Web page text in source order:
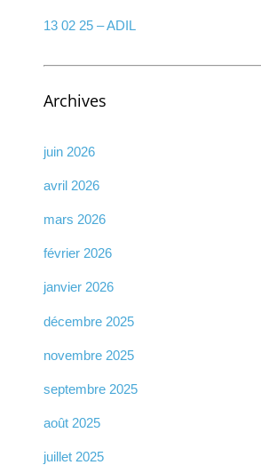
13 02 25 – ADIL
Archives
juin 2026
avril 2026
mars 2026
février 2026
janvier 2026
décembre 2025
novembre 2025
septembre 2025
août 2025
juillet 2025